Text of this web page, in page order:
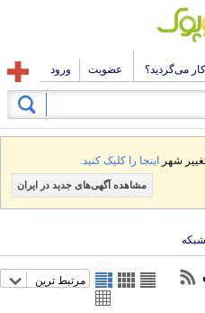
می‌گردید؟ عضویت ورود
شهر اینجا را کلیک کنید.
مشاهده آگهی‌های جدید در ایران
مرتبط ترین